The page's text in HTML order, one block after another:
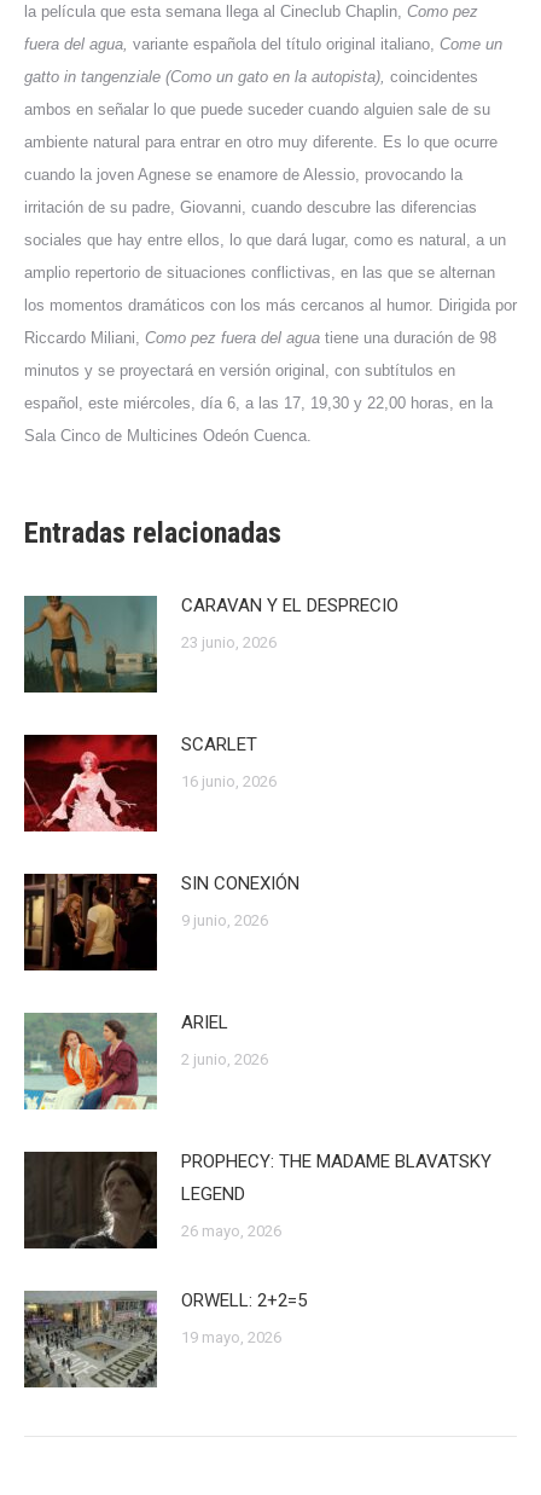
la película que esta semana llega al Cineclub Chaplin, Como pez
fuera del agua, variante española del título original italiano, Come un
gatto in tangenziale (Como un gato en la autopista), coincidentes
ambos en señalar lo que puede suceder cuando alguien sale de su
ambiente natural para entrar en otro muy diferente. Es lo que ocurre
cuando la joven Agnese se enamore de Alessio, provocando la
irritación de su padre, Giovanni, cuando descubre las diferencias
sociales que hay entre ellos, lo que dará lugar, como es natural, a un
amplio repertorio de situaciones conflictivas, en las que se alternan
los momentos dramáticos con los más cercanos al humor. Dirigida por
Riccardo Miliani, Como pez fuera del agua tiene una duración de 98
minutos y se proyectará en versión original, con subtítulos en
español, este miércoles, día 6, a las 17, 19,30 y 22,00 horas, en la
Sala Cinco de Multicines Odeón Cuenca.
Entradas relacionadas
CARAVAN Y EL DESPRECIO
23 junio, 2026
SCARLET
16 junio, 2026
SIN CONEXIÓN
9 junio, 2026
ARIEL
2 junio, 2026
PROPHECY: THE MADAME BLAVATSKY
LEGEND
26 mayo, 2026
ORWELL: 2+2=5
19 mayo, 2026